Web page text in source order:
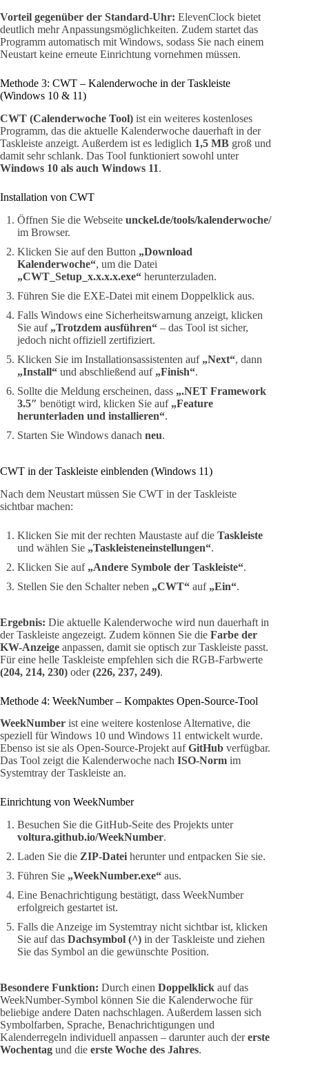
Vorteil gegenüber der Standard-Uhr: ElevenClock bietet
deutlich mehr Anpassungsmöglichkeiten. Zudem startet das
Programm automatisch mit Windows, sodass Sie nach einem
Neustart keine erneute Einrichtung vornehmen müssen.
Methode 3: CWT – Kalenderwoche in der Taskleiste
(Windows 10 & 11)
CWT (Calenderwoche Tool) ist ein weiteres kostenloses
Programm, das die aktuelle Kalenderwoche dauerhaft in der
Taskleiste anzeigt. Außerdem ist es lediglich 1,5 MB groß und
damit sehr schlank. Das Tool funktioniert sowohl unter
Windows 10 als auch Windows 11.
Installation von CWT
Öffnen Sie die Webseite unckel.de/tools/kalenderwoche/
im Browser.
Klicken Sie auf den Button „Download
Kalenderwoche“, um die Datei
„CWT_Setup_x.x.x.x.exe“ herunterzuladen.
Führen Sie die EXE-Datei mit einem Doppelklick aus.
Falls Windows eine Sicherheitswarnung anzeigt, klicken
Sie auf „Trotzdem ausführen“ – das Tool ist sicher,
jedoch nicht offiziell zertifiziert.
Klicken Sie im Installationsassistenten auf „Next“, dann
„Install“ und abschließend auf „Finish“.
Sollte die Meldung erscheinen, dass „.NET Framework
3.5″ benötigt wird, klicken Sie auf „Feature
herunterladen und installieren“.
Starten Sie Windows danach neu.
CWT in der Taskleiste einblenden (Windows 11)
Nach dem Neustart müssen Sie CWT in der Taskleiste
sichtbar machen:
Klicken Sie mit der rechten Maustaste auf die Taskleiste
und wählen Sie „Taskleisteneinstellungen“.
Klicken Sie auf „Andere Symbole der Taskleiste“.
Stellen Sie den Schalter neben „CWT“ auf „Ein“.
Ergebnis: Die aktuelle Kalenderwoche wird nun dauerhaft in
der Taskleiste angezeigt. Zudem können Sie die Farbe der
KW-Anzeige anpassen, damit sie optisch zur Taskleiste passt.
Für eine helle Taskleiste empfehlen sich die RGB-Farbwerte
(204, 214, 230) oder(226, 237, 249).
Methode 4: WeekNumber – Kompaktes Open-Source-Tool
WeekNumber ist eine weitere kostenlose Alternative, die
speziell für Windows 10 und Windows 11 entwickelt wurde.
Ebenso ist sie als Open-Source-Projekt aufGitHub verfügbar.
Das Tool zeigt die Kalenderwoche nach ISO-Norm im
Systemtray der Taskleiste an.
Einrichtung von WeekNumber
Besuchen Sie die GitHub-Seite des Projekts unter
voltura.github.io/WeekNumber.
Laden Sie die ZIP-Datei herunter und entpacken Sie sie.
Führen Sie „WeekNumber.exe“ aus.
Eine Benachrichtigung bestätigt, dass WeekNumber
erfolgreich gestartet ist.
Falls die Anzeige im Systemtray nicht sichtbar ist, klicken
Sie auf das Dachsymbol (^) in der Taskleiste und ziehen
Sie das Symbol an die gewünschte Position.
Besondere Funktion: Durch einen Doppelklick auf das
WeekNumber-Symbol können Sie die Kalenderwoche für
beliebige andere Daten nachschlagen. Außerdem lassen sich
Symbolfarben, Sprache, Benachrichtigungen und
Kalenderregeln individuell anpassen – darunter auch dererste
Wochentag und die erste Woche des Jahres.